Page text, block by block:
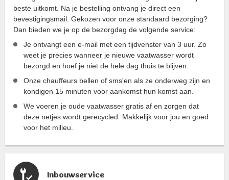
beste uitkomt. Na je bestelling ontvang je direct een
bevestigingsmail. Gekozen voor onze standaard bezorging?
Dan bieden we je op de bezorgdag de volgende service:
Je ontvangt een e-mail met een tijdvenster van 3 uur. Zo
weet je precies wanneer je nieuwe vaatwasser wordt
bezorgd en hoef je niet de hele dag thuis te blijven.
Onze chauffeurs bellen of sms'en als ze onderweg zijn en
kondigen 15 minuten voor aankomst hun komst aan.
We voeren je oude vaatwasser gratis af en zorgen dat
deze netjes wordt gerecycled. Makkelijk voor jou en goed
voor het milieu.
Inbouwservice